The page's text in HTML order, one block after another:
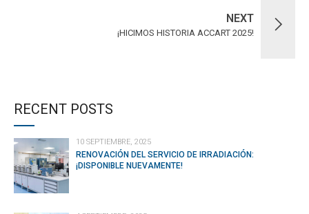
NEXT
¡HICIMOS HISTORIA ACCART 2025!
RECENT POSTS
10 SEPTIEMBRE, 2025
RENOVACIÓN DEL SERVICIO DE IRRADIACIÓN:
¡DISPONIBLE NUEVAMENTE!